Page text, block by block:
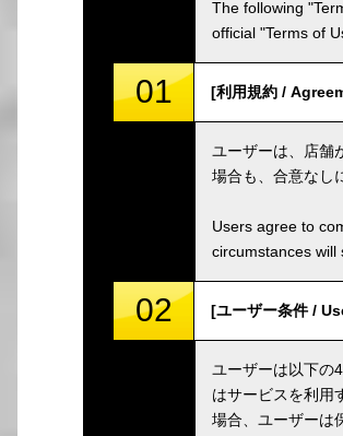
The following
official "Terms of
01 [利用規約 /
ユーザーは、店舗
場合も、合意なし
Users agree to
circumstances will
02 [ユーザー条件 /
ユーザーは以下の
はサービスを利用
場合、ユーザーは